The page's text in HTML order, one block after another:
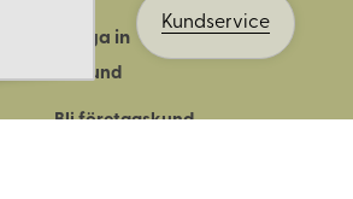
Kundservice
Logga in
Bli kund
Bli företagskund